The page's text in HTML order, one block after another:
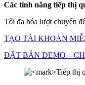
Các tính năng tiếp thị
Tối đa hóa lượt chuyển
TẠO TÀI KHOẢN
ĐẶT BẢN DEMO –